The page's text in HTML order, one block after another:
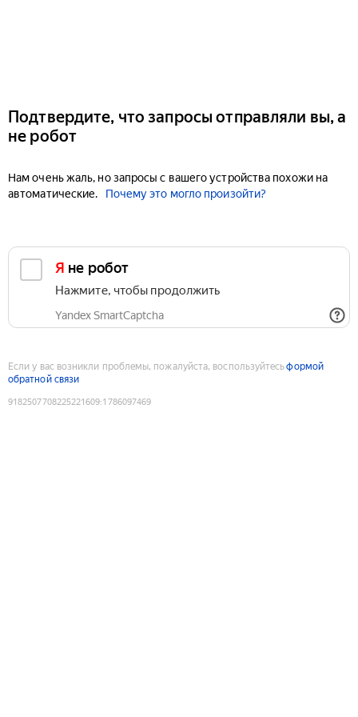
Подтвердите, что запросы отправляли вы, а
не робот
Нам очень жаль, но запросы с вашего устройства похожи на
автоматические.
Почему это могло произойти?
Я не робот
Нажмите, чтобы продолжить
Yandex SmartCaptcha
Если у вас возникли проблемы, пожалуйста, воспользуйтесьформой
обратной связи
9182507708225221609:1786097469